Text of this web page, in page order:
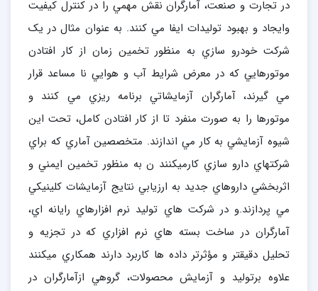
در تجارت و صنعت، آمارگران نقش مهمي را در کنترل کيفيت
وايجاد و بهبود توليدات ايفا مي کنند. به عنوان مثال در يک
شرکت خودرو سازي به منظور تخمين زمان از کار افتادن
موتورهايي که در معرض شرايط آب و هوايي نا مساعد قرار
مي گيرند، آمارگران آزمايشاتي برنامه ريزي مي کنند و
موتورها را به صورت منفرد تا از کار افتادن کامل، تحت اين
شيوه آزمايشي به کار مي اندازند. متخصصين آماري که براي
شرکتهاي دارو سازي کارميکنند ن به منظور تخمين ايمني و
اثربخشي داروهاي جديد به ارزيابي نتايج آزمايشات کلينيکي
مي پردازند.و در شرکت هاي توليد نرم افزارهاي رايانه اي،
آمارگران در ساخت بسته هاي نرم افزاري که در تجزيه و
تحليل دقيقتر و مؤثرتر داده ها کاربرد دارند همکاري ميکنند
علاوه برتوليد و آزمايش محصولات، گروهي ازآمارگران در